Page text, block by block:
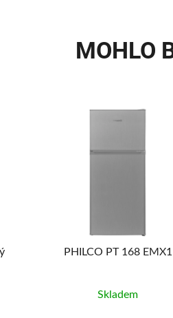
MOHLO
PHILCO PT 168 EMX1
Skladem